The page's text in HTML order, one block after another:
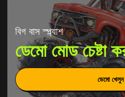
বিগ বাস স্প্ল্যাশ
ডেমো মোড চেষ্টা
ডেমো খেলুন